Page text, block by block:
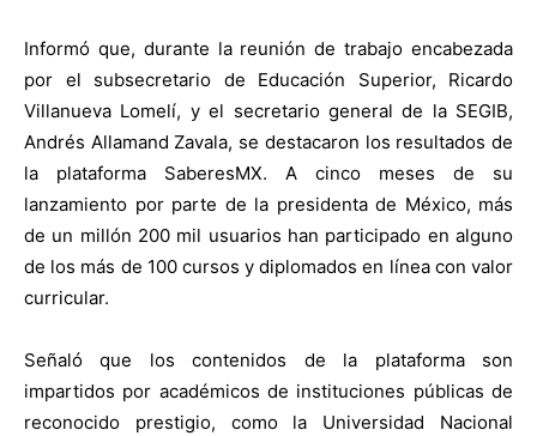
Informó que, durante la reunión de trabajo encabezada
por el subsecretario de Educación Superior, Ricardo
Villanueva Lomelí, y el secretario general de la SEGIB,
Andrés Allamand Zavala, se destacaron los resultados de
la plataforma SaberesMX. A cinco meses de su
lanzamiento por parte de la presidenta de México, más
de un millón 200 mil usuarios han participado en alguno
de los más de 100 cursos y diplomados en línea con valor
curricular.
Señaló que los contenidos de la plataforma son
impartidos por académicos de instituciones públicas de
reconocido prestigio, como la Universidad Nacional